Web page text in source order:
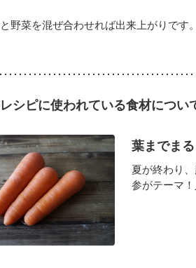
野菜を混ぜ合わせれば出来上がりです。
シピに使われている食材につい
葉までま
夏が終わり
参がテーマ